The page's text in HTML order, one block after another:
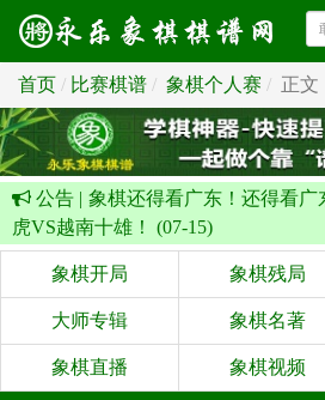
首页 比赛棋谱 象棋个人赛 正文
公告 | 象棋还得看广东！还得看
虎VS越南十雄！ (07-15)
象棋开局 象棋残局
大师专辑 象棋名著
象棋直播 象棋视频